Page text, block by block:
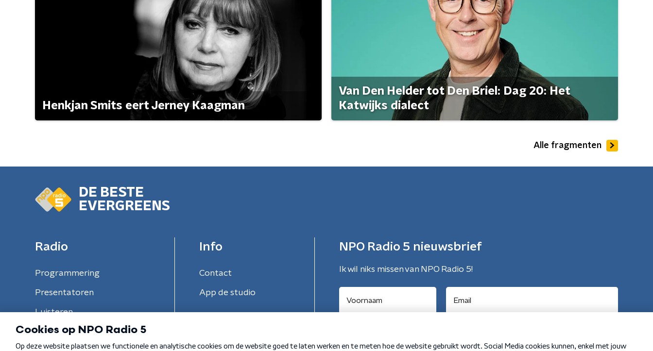
Henkjan Smits eert Jerney Kaagman
Van Den Helder tot Den Briel: Dag 20: Het
Katwijks dialect
Alle fragmenten
DE BESTE
EVERGREENS
Radio
Programmering
Presentatoren
Luisteren
Info
Contact
App de studio
NPO Radio 5 nieuwsbrief
Ik wil niks missen van NPO Radio 5!